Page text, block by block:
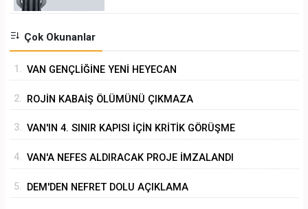
Çok Okunanlar
1. VAN GENÇLİĞİNE YENİ HEYECAN
2. ROJİN KABAİŞ ÖLÜMÜNÜ ÇIKMAZA
3. VAN'IN 4. SINIR KAPISI İÇİN KRİTİK GÖRÜŞME
4. VAN'A NEFES ALDIRACAK PROJE İMZALANDI
5. DEM'DEN NEFRET DOLU AÇIKLAMA